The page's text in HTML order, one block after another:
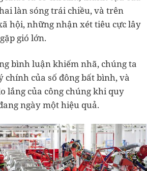
làn sóng trái chiều, và trên
hội, những nhận xét tiêu cực lây
gió lớn.
bình luận khiếm nhã, chúng ta
chính của số đông bất bình, và
lắng của công chúng khi quy
ngày một hiệu quả.